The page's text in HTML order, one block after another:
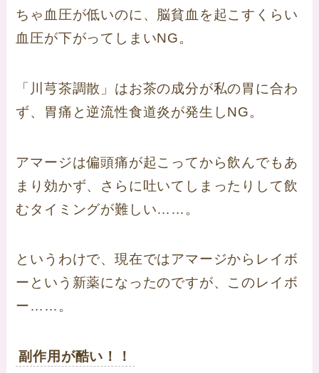
ちゃ血圧が低いのに、脳貧血を起こすくらい
血圧が下がってしまいNG。
「川芎茶調散」はお茶の成分が私の胃に合わ
ず、胃痛と逆流性食道炎が発生しNG。
アマージは偏頭痛が起こってから飲んでもあ
まり効かず、さらに吐いてしまったりして飲
むタイミングが難しい……。
というわけで、現在ではアマージからレイボ
ーという新薬になったのですが、このレイボ
ー……。
副作用が酷い！！